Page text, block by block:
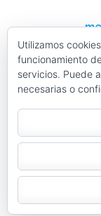
Cargar
Contacta
facebook
Web desarrollada
Utilizamos
funcionamiento
servicios. Puede
necesarias o